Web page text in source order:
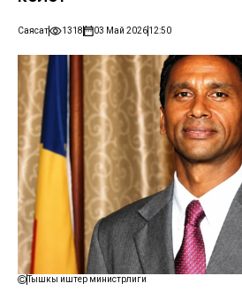
Саясат 1318 03 Май 202612:50
Тышкы иштер министрлиги